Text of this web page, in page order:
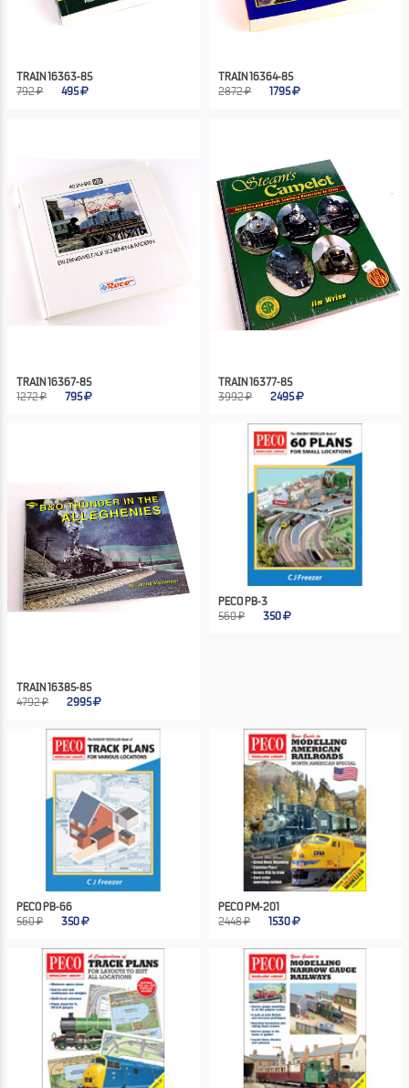
TRAIN 16363-85
792 ₽
495
TRAIN 16364-85
2872 ₽
1795
TRAIN 16367-85
1272 ₽
795
TRAIN 16377-85
3992 ₽
2495
TRAIN 16385-85
4792 ₽
2995
PECO PB-3
560 ₽
350
PECO PB-66
560 ₽
350
PECO PM-201
2448 ₽
1530